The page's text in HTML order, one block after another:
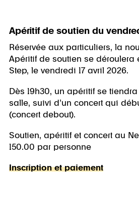
Apéritif de soutien du
Réservée aux particuliers, la
Apéritif de soutien se déroulera
Step, le vendredi 17 avril 2026.
Dès 19h30, un apéritif se
salle, suivi d’un concert qui
(concert debout).
Soutien, apéritif et concert au
150.00 par personne
Inscription et paiement